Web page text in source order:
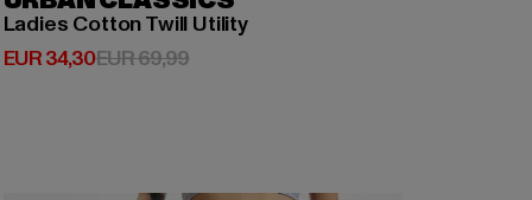
Ladies Cotton Twill Utility
EUR 34,30
Huidige prijs: EUR 34,30
EUR 69,99Actieprijs: EUR 69,99